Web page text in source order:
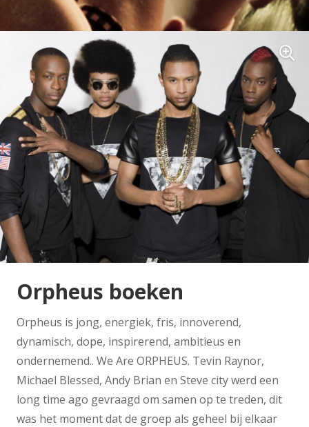
Orpheus boeken
Orpheus is jong, energiek, fris, innoverend,
dynamisch, dope, inspirerend, ambitieus en
ondernemend.. We Are ORPHEUS. Tevin Raynor,
Michael Blessed, Andy Brian en Steve city werd een
long time ago gevraagd om samen op te treden, dit
was het moment dat de groep als geheel bij elkaar